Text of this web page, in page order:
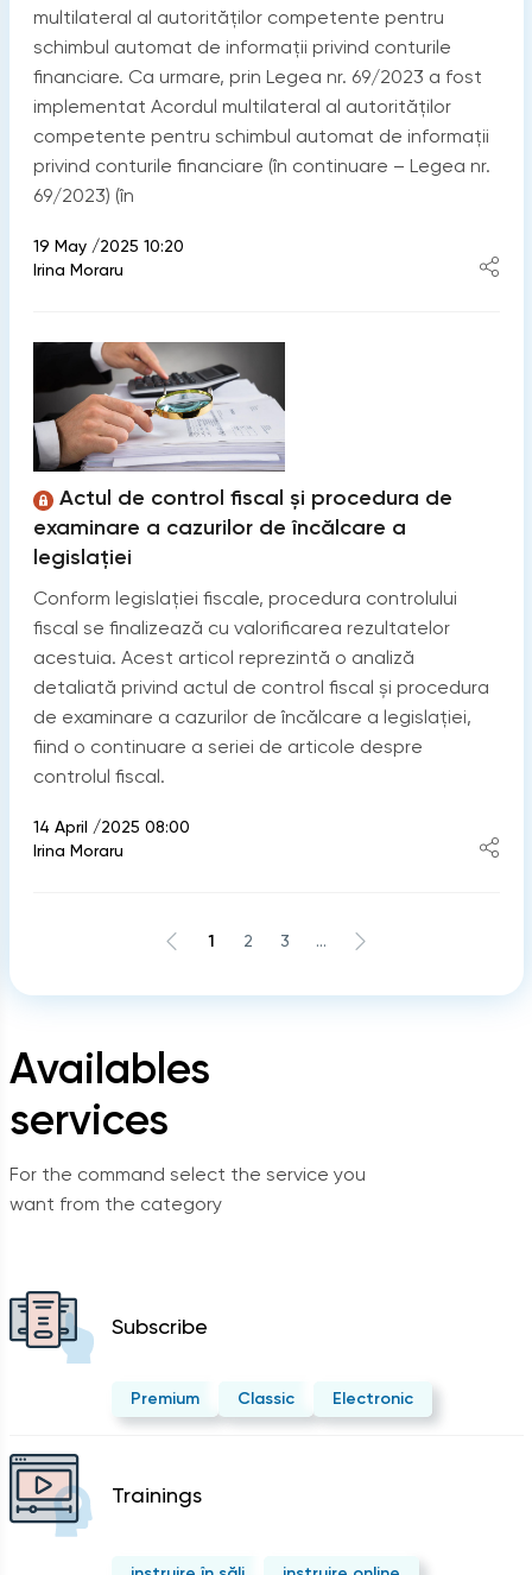
Availables
services
For the command select the service you
want from the category
Subscribe
Premium Classic Electronic
Trainings
multilateral al autorităților competente pentru
schimbul automat de informații privind conturile
financiare. Ca urmare, prin Legea nr. 69/2023 a fost
implementat Acordul multilateral al autorităților
competente pentru schimbul automat de informații
privind conturile financiare (în continuare – Legea nr.
69/2023) (în
19 May /2025 10:20
Irina Moraru
Actul de control fiscal și procedura de
examinare a cazurilor de încălcare a
legislației
Conform legislației fiscale, procedura controlului
fiscal se finalizează cu valorificarea rezultatelor
acestuia. Acest articol reprezintă o analiză
detaliată privind actul de control fiscal și procedura
de examinare a cazurilor de încălcare a legislației,
fiind o continuare a seriei de articole despre
controlul fiscal.
14 April /2025 08:00
Irina Moraru
1 2 3 ...